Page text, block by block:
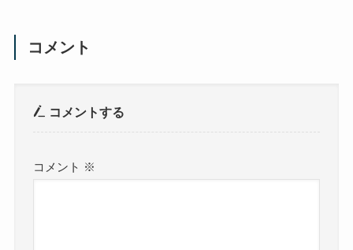
コメント
コメントする
コメント ※